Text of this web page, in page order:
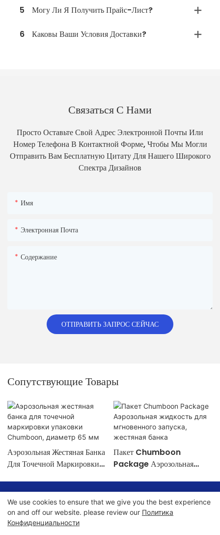
5 Могу Ли Я Получить Прайс-Лист?
6 Каковы Ваши Условия Доставки?
Связаться С Нами
Просто Оставьте Свой Адрес Электронной Почты Или
Номер Телефона В Контактной Форме, Чтобы Мы Могли
Отправить Вам Бесплатную Цитату Для Нашего Широкого
Спектра Дизайнов
Имя
Электронная Почта
Содержание
ОТПРАВИТЬ ЗАПРОС СЕЙЧАС
Сопутствующие Товары
Аэрозольная Жестяная Банка
Для Точечной Маркировки
Пакет Chumboon
Package Аэрозольная
Авторские права © 2024 Chumboon Metal Packaging Group
Co.,Ltd. - www.chumboonpackage.com | Карта сайта
политика конфиденциальности
We use cookies to ensure that we give you the best experience
on and off our website. please review our Политика
Конфиденциальности